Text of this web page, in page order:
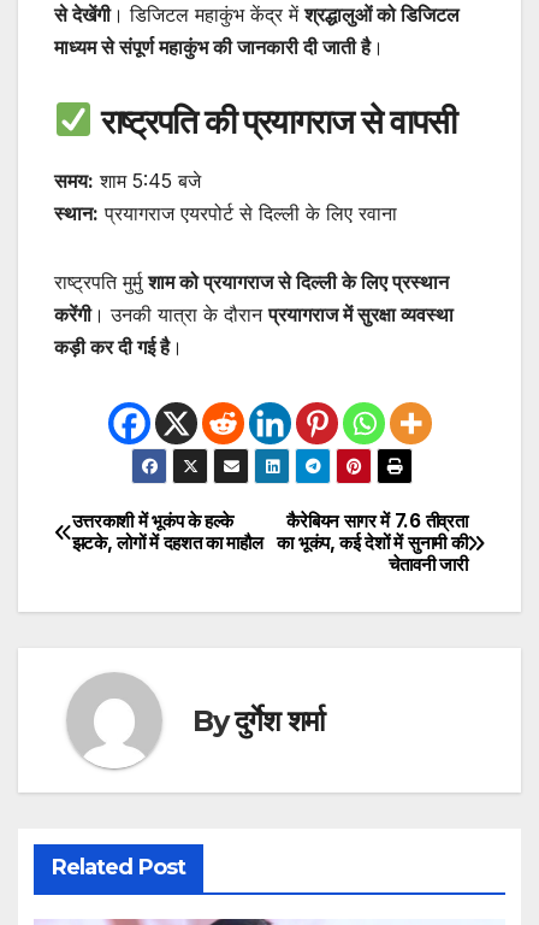
से देखेंगी। डिजिटल महाकुंभ केंद्र मेंश्रद्धालुओं को डिजिटल
माध्यम से संपूर्ण महाकुंभ की जानकारी दी जाती है।
राष्ट्रपति की प्रयागराज से वापसी
समय: शाम 5:45 बजे
स्थान: प्रयागराज एयरपोर्ट से दिल्ली के लिए रवाना
राष्ट्रपति मुर्मुशाम को प्रयागराज से दिल्ली के लिए प्रस्थान
करेंगी। उनकी यात्रा के दौरानप्रयागराज में सुरक्षा व्यवस्था
कड़ी कर दी गई है।
Post
कैरेबियन सागर में 7.6 तीव्रता
का भूकंप, कई देशों में सुनामी की
चेतावनी जारी
उत्तरकाशी में भूकंप के हल्के
झटके, लोगों में दहशत का माहौल
Byदुर्गेश शर्मा
Related Post